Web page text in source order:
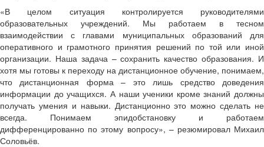
«В целом ситуация контролируется руководителями
образовательных учреждений. Мы работаем в тесном
взаимодействии с главами муниципальных образований для
оперативного и грамотного принятия решений по той или иной
организации. Наша задача – сохранить качество образования. И
хотя мы готовы к переходу на дистанционное обучение, понимаем,
что дистанционная форма – это лишь средство доведения
информации до учащихся. А наши ученики кроме знаний должны
получать умения и навыки. Дистанционно это можно сделать не
всегда. Понимаем эпидобстановку и работаем
дифференцированно по этому вопросу», – резюмировал Михаил
Соловьёв.